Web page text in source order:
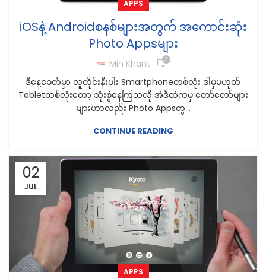
APPS
iOSနဲ့ Androidစနစ်များအတွက် အကောင်းဆုံး
Photo Appsများ
Min Khant 3
ဒီနေ့ခေတ်မှာ လူတိုင်းနီးပါး Smartphoneတစ်လုံး ဒါမှမဟုတ်
Tabletတစ်လုံးတော့ သုံးစွဲနေကြသလို အဲဒီထဲကမှ တော်တော်များ
များဟာလည်း Photo Appsတွ...
CONTINUE READING
02
JUL
APPS